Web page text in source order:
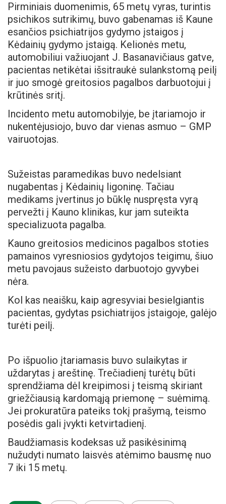
Pirminiais duomenimis, 65 metų vyras, turintis
psichikos sutrikimų, buvo gabenamas iš Kaune
esančios psichiatrijos gydymo įstaigos į
Kėdainių gydymo įstaigą. Kelionės metu,
automobiliui važiuojant J. Basanavičiaus gatve,
pacientas netikėtai išsitraukė sulankstomą peilį
ir juo smogė greitosios pagalbos darbuotojui į
krūtinės sritį.
Incidento metu automobilyje, be įtariamojo ir
nukentėjusiojo, buvo dar vienas asmuo – GMP
vairuotojas.
Sužeistas paramedikas buvo nedelsiant
nugabentas į Kėdainių ligoninę. Tačiau
medikams įvertinus jo būklę nuspręsta vyrą
pervežti į Kauno klinikas, kur jam suteikta
specializuota pagalba.
Kauno greitosios medicinos pagalbos stoties
pamainos vyresniosios gydytojos teigimu, šiuo
metu pavojaus sužeisto darbuotojo gyvybei
nėra.
Kol kas neaišku, kaip agresyviai besielgiantis
pacientas, gydytas psichiatrijos įstaigoje, galėjo
turėti peilį.
Po išpuolio įtariamasis buvo sulaikytas ir
uždarytas į areštinę. Trečiadienį turėtų būti
sprendžiama dėl kreipimosi į teismą skiriant
griežčiausią kardomąją priemonę – suėmimą.
Jei prokuratūra pateiks tokį prašymą, teismo
posėdis gali įvykti ketvirtadienį.
Baudžiamasis kodeksas už pasikėsinimą
nužudyti numato laisvės atėmimo bausmę nuo
7 iki 15 metų.